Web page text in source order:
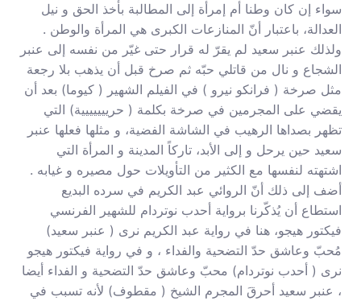
سواء إن كان وطنا أم إمرأة إلى المطالبة بأخذ الحق و نيل
العدالة، باعتبار أنّ المنازعات الكبرى هي المرأة والوطن .
ولذلك عنبر سعيد لم يقرّ له قرار حتى غيّر من نفسه إلى عنبر
الشجاع و نال من قاتلي حبّه ثم صرخ قبل أن يذهب بلا رجعة
مثل صرخة ( فرانكو نيرو ) في الفيلم الشهير ( كيوما) بعد أن
يقضي على المجرمين في صرخة بكلمة ( حرييييييية) التي
تظهر بصداها الرهيب في الشاشة الفضية، و مثلها فعلها عنبر
سعيد حين يرحل و إلى الأبد، تاركاً المدينة و المرأة التي
اشتهته لنفسها مع الكثير من التأويلات حول مصيره و غيابه .
أضف إلى ذلك أنّ الروائي عبد الكريم في سرده البديع
استطاع أن يُذكّرنا برواية أحدب نوتردام للشهير الفرنسي
فيكتور هيجو، هنا في رواية عبد الكريم نرى ( عنبر سعيد)
مُحبّ وعاشق حدّ التضحية والفداء ، و في رواية فيكتور هيجو
نرى ( أحدب نوتردام) محبّ وعاشق حدّ التضحية و الفداء أيضا
، عنبر سعيد أحرقَ المجرم الشيخ ( مقطوف) لأنه تسبب في